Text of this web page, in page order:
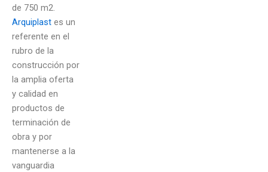
de 750 m2.
Arquiplast es un
referente en el
rubro de la
construcción por
la amplia oferta
y calidad en
productos de
terminación de
obra y por
mantenerse a la
vanguardia